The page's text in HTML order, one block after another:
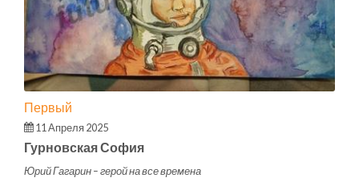
Первый
11 Апреля 2025
Гурновская София
Юрий Гагарин – герой на все времена